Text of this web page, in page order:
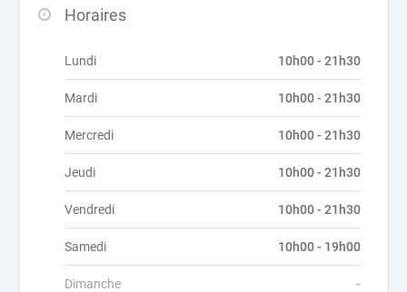
Horaires
Lundi 10h00 - 21h30
Mardi 10h00 - 21h30
Mercredi 10h00 - 21h30
Jeudi 10h00 - 21h30
Vendredi 10h00 - 21h30
Samedi 10h00 - 19h00
Dimanche -